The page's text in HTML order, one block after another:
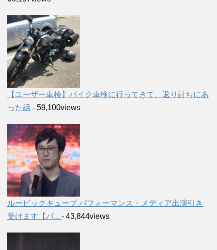
【ユーザー車検】バイク車検に行ってきて、返り討ちにあ
った話 - 59,100views
ルービックキューブ パフォーマンス・メディア出演引き
受けます【パ... - 43,844views